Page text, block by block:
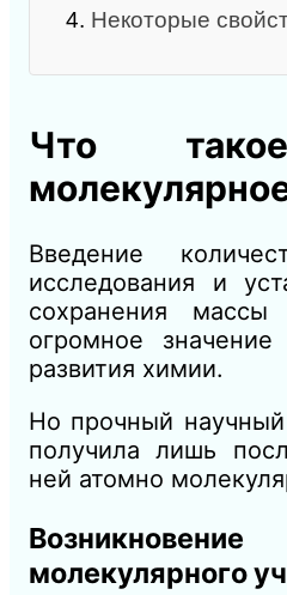
4. Некоторые
Что
Введение
исследования и
сохранения
огромное
развития химии.
Но прочный
получила лишь
ней атомно
молекулярного